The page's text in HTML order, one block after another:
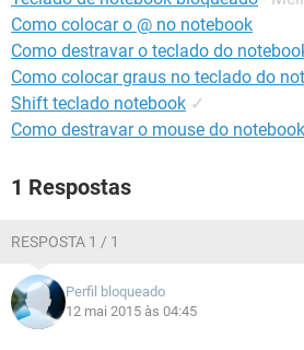
Como colocar o @ no notebook
Como destravar o teclado do
Como colocar graus no teclado do
Shift teclado notebook ✓
Como destravar o mouse do
1 Respostas
RESPOSTA 1 / 1
Perfil bloqueado
12 mai 2015 às 04:45